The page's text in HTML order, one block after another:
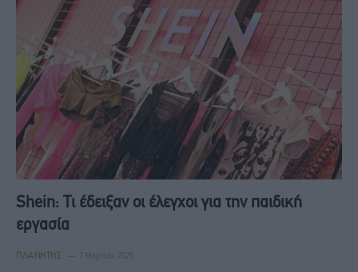
Shein: Τι έδειξαν οι έλεγχοι για την παιδική
εργασία
ΠΛΑΝΉΤΗΣ 7 Μαρτίου, 2025